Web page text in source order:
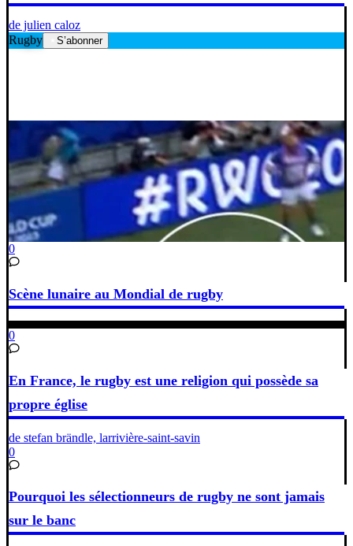
de julien caloz
Rugby
S’abonner
0
Scène lunaire au Mondial de rugby
0
En France, le rugby est une religion qui possède sa
propre église
de stefan brändle, larrivière-saint-savin
0
Pourquoi les sélectionneurs de rugby ne sont jamais
sur le banc